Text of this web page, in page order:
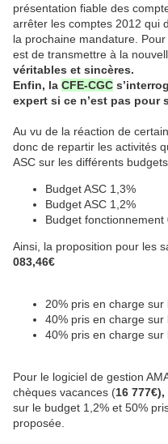
présentation fiable des
arrêter les comptes 2012 qui
la prochaine mandature. Pour
est de transmettre à la
véritables et sincères.
Enfin, la CFE-CGC
expert si ce n’est pas pour
Au vu de la réaction de
donc de repartir les activités
ASC sur les différents
Budget ASC 1,3%
Budget ASC 1,2%
Budget fonctionnement
Ainsi, la proposition pour les
083,46€
20% pris en charge
40% pris en charge sur
40% pris en charge sur
Pour le logiciel de gestion
chèques vacances (16 777€),
sur le budget 1,2% et 50%
proposée.